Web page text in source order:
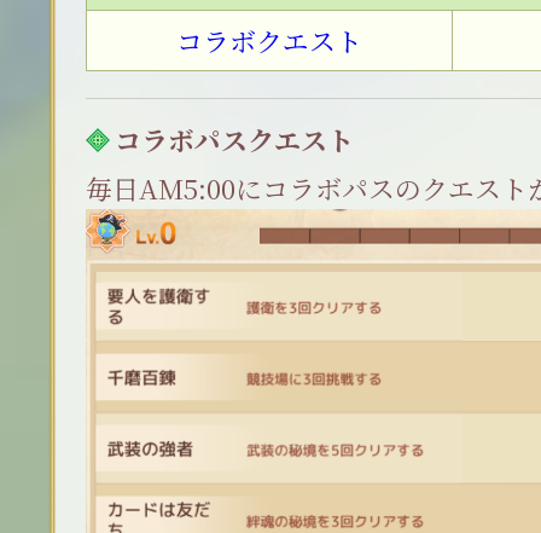
コラボクエスト
コラボパスクエスト
毎日AM5:00にコラボパスのクエスト